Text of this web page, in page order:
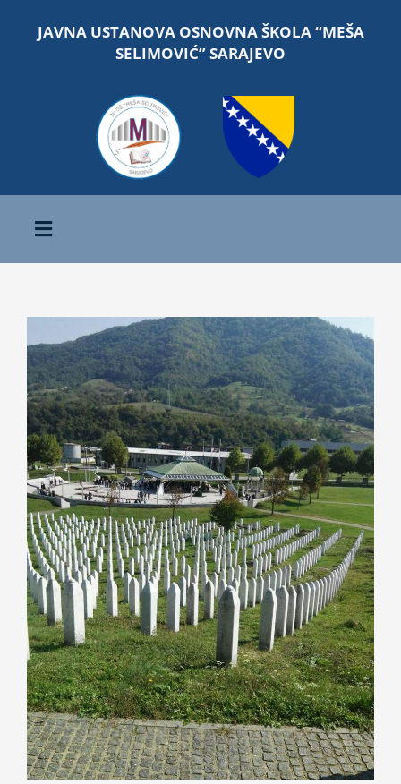
JAVNA USTANOVA OSNOVNA ŠKOLA “MEŠA
SELIMOVIĆ” SARAJEVO
Toggle
Navigation
O školi
Nastava
Učenici
Školske vijesti
Obavještenja
Vijeće roditelja
Kontakt